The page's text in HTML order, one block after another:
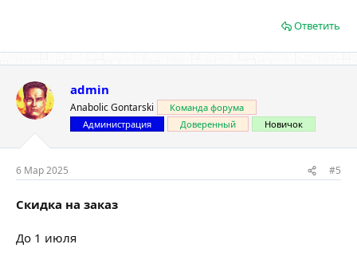
Ответить
admin
Anabolic Gontarski
Команда форума
Администрация
Доверенный Новичок
6 Мар 2025 #5
Скидка на заказ
До 1 июля